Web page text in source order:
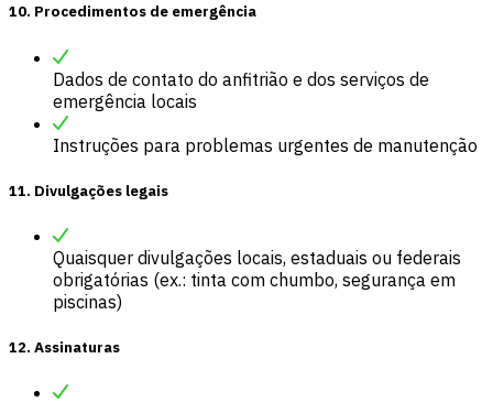
10. Procedimentos de emergência
Dados de contato do anfitrião e dos serviços de
emergência locais
Instruções para problemas urgentes de manutenção
11. Divulgações legais
Quaisquer divulgações locais, estaduais ou federais
obrigatórias (ex.: tinta com chumbo, segurança em
piscinas)
12. Assinaturas